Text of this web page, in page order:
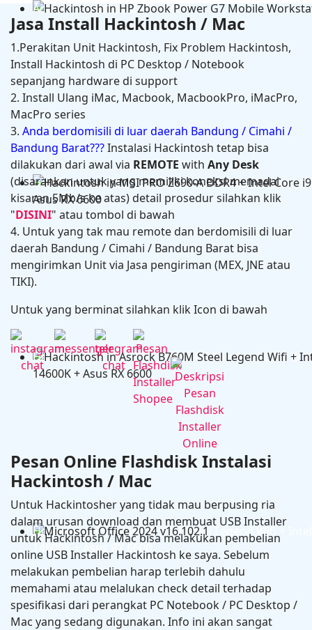
Adobe Photoshop 2025 v26.11
Hackintosh in HP Zbook Power G7 Mobile
Hackintosh in MSI PRO Z690-A DDR4 + Intel Core i9
RX 6600
Hackintosh in Asrock B760M Steel Legend Wifi +
14600K + Asus RX 6600
Jasa Install Hackintosh / Mac
1.Perakitan Unit Hackintosh, Fix Problem Hackintosh,
Install Hackintosh di PC Desktop / Notebook
sepanjang hardware di support
2. Install Ulang iMac, Macbook, MacbookPro, iMacPro,
MacPro series
3. Anda berdomisili di luar daerah Bandung / Cimahi /
Bandung Barat???Instalasi Hackintosh tetap bisa
dilakukan dari awal via REMOTE with Any Desk
(disarankan untuk yang memiliki koneksi memadai
kisaran 5Mb/s ke atas) detail prosedur silahkan klik
"DISINI" atau tombol di bawah
4. Untuk yang tak mau remote dan berdomisili di luar
daerah Bandung / Cimahi / Bandung Barat bisa
mengirimkan Unit via Jasa pengiriman (MEX, JNE atau
TIKI).
Untuk yang berminat silahkan klik Icon di bawah
Pesan Online Flashdisk Instalasi
Hackintosh / Mac
Untuk Hackintosher yang tidak mau berpusing ria
dalam urusan download dan membuat USB Installer
untuk Hackintosh / Mac bisa melakukan pembelian
online USB Installer Hackintosh ke saya. Sebelum
melakukan pembelian harap terlebih dahulu
memahami atau melalukan check detail terhadap
spesifikasi dari perangkat PC Notebook / PC Desktop /
Mac yang sedang digunakan. Info ini akan sangat